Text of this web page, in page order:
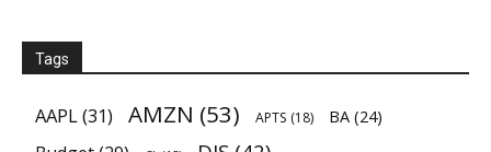
Tags
AAPL(31) AMZN (53) APTS (18) BA (24)